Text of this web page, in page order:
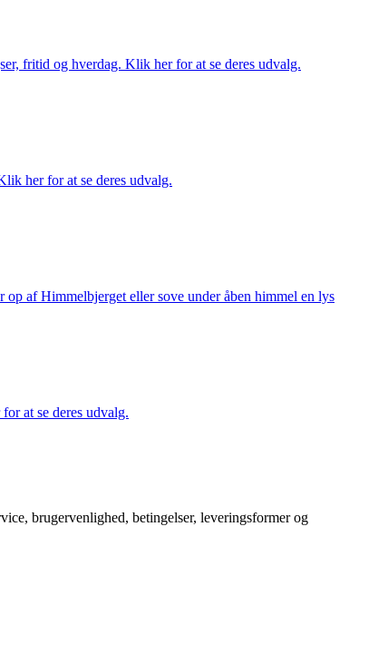
fritid og hverdag. Klik her for at se deres udvalg.
her for at se deres udvalg.
op af Himmelbjerget eller sove under åben himmel en lys
at se deres udvalg.
brugervenlighed, betingelser, leveringsformer og